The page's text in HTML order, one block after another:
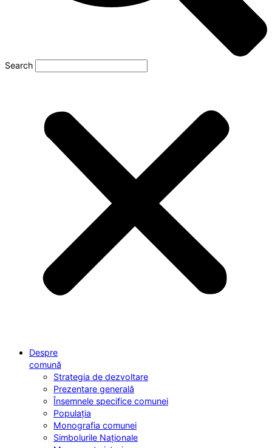
Search
Despre
comună
Strategia de dezvoltare
Prezentare generală
Însemnele specifice comunei
Populația
Monografia comunei
Simbolurile Naționale